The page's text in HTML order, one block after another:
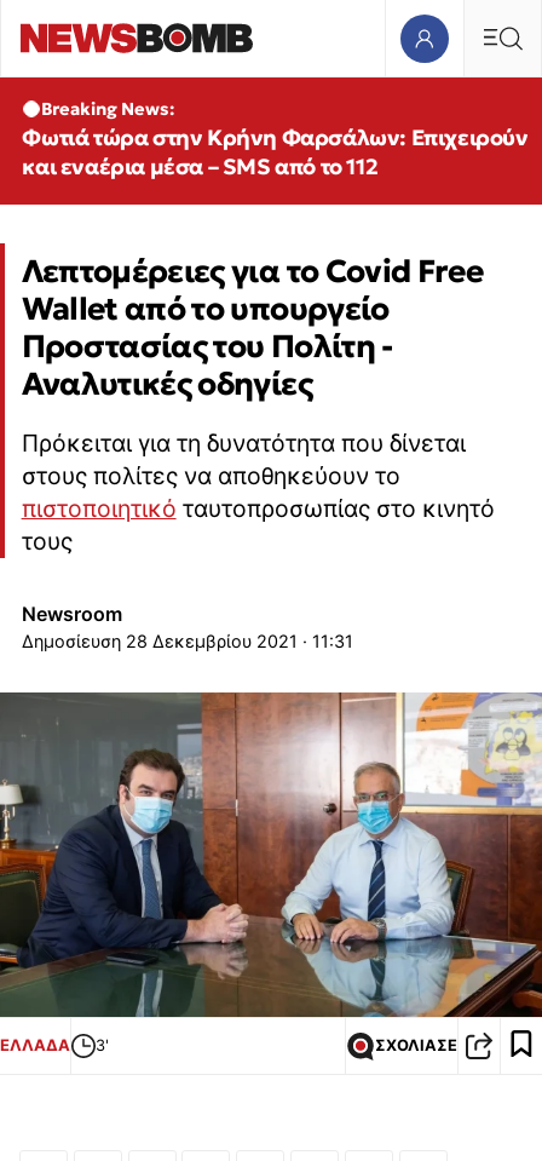
Breaking News:
Φωτιά τώρα στην Κρήνη Φαρσάλων: Επιχειρούν
και εναέρια μέσα – SMS από το 112
Λεπτομέρειες για το Covid Free
Wallet από το υπουργείο
Προστασίας του Πολίτη -
Αναλυτικές οδηγίες
Πρόκειται για τη δυνατότητα που δίνεται
στους πολίτες να αποθηκεύουν το
πιστοποιητικό ταυτοπροσωπίας στο κινητό
τους
Newsroom
28 Δεκεμβρίου 2021 · 11:31
ΕΛΛΑΔΑ 3' ΣΧΟΛΙΑΣΕ